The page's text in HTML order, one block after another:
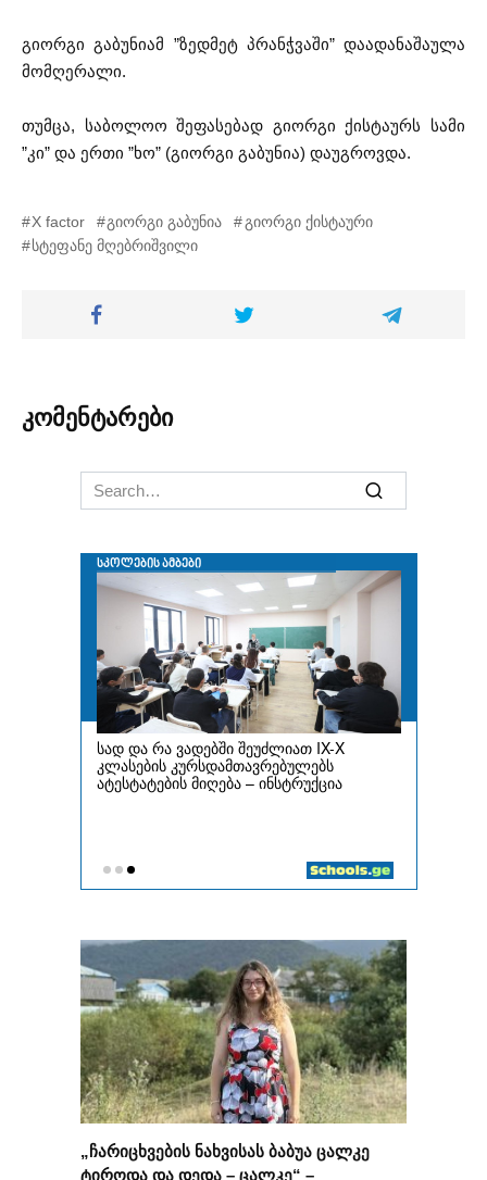
გიორგი გაბუნიამ ”ზედმეტ პრანჭვაში” დაადანაშაულა
მომღერალი.
თუმცა, საბოლოო შეფასებად გიორგი ქისტაურს სამი
”კი” და ერთი ”ხო” (გიორგი გაბუნია) დაუგროვდა.
X factor გიორგი გაბუნია
გიორგი ქისტაური
სტეფანე მღებრიშვილი
კომენტარები
Search
for:
„ჩარიცხვების ნახვისას ბაბუა ცალკე
ტიროდა და დედა – ცალკე“ –